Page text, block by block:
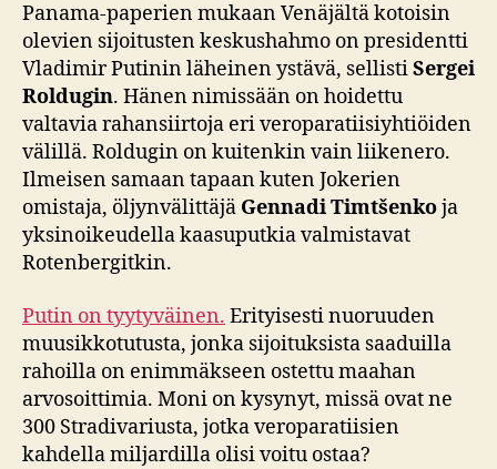
Panama-paperien mukaan Venäjältä kotoisin
olevien sijoitusten keskushahmo on presidentti
Vladimir Putinin läheinen ystävä, sellistiSergei
Roldugin. Hänen nimissään on hoidettu
valtavia rahansiirtoja eri veroparatiisiyhtiöiden
välillä. Roldugin on kuitenkin vain liikenero.
Ilmeisen samaan tapaan kuten Jokerien
omistaja, öljynvälittäjä Gennadi Timtšenkoja
yksinoikeudella kaasuputkia valmistavat
Rotenbergitkin.
Putin on tyytyväinen. Erityisesti nuoruuden
muusikkotutusta, jonka sijoituksista saaduilla
rahoilla on enimmäkseen ostettu maahan
arvosoittimia. Moni on kysynyt, missä ovat ne
300 Stradivariusta, jotka veroparatiisien
kahdella miljardilla olisi voitu ostaa?